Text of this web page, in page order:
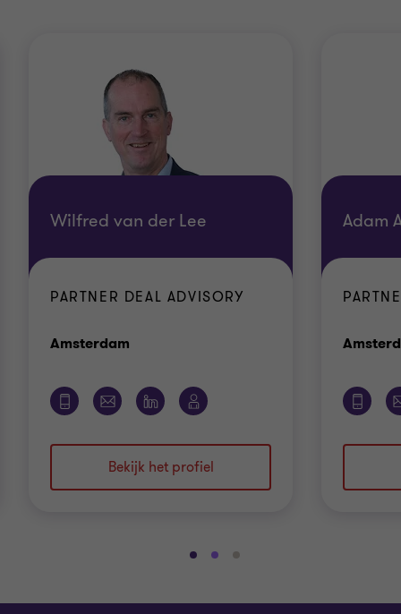
Wilfred van der Lee
PARTNER DEAL ADVISORY
Amsterdam
Bekijk het profiel
Adam
Ga
dia
Ga
dia
Ga
dia